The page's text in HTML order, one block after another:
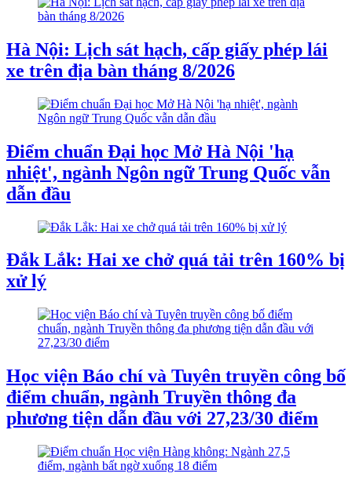
Hà Nội: Lịch sát hạch, cấp giấy phép lái
xe trên địa bàn tháng 8/2026
Điểm chuẩn Đại học Mở Hà Nội 'hạ
nhiệt', ngành Ngôn ngữ Trung Quốc vẫn
dẫn đầu
Đắk Lắk: Hai xe chở quá tải trên 160% bị
xử lý
Học viện Báo chí và Tuyên truyền công bố
điểm chuẩn, ngành Truyền thông đa
phương tiện dẫn đầu với 27,23/30 điểm